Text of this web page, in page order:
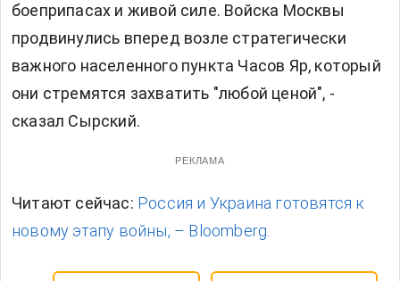
боеприпасах и живой силе. Войска Москвы
продвинулись вперед возле стратегически
важного населенного пункта Часов Яр, который
они стремятся захватить "любой ценой", -
сказал Сырский.
РЕКЛАМА
Читают сейчас: Россия и Украина готовятся к
новому этапу войны, – Bloomberg.